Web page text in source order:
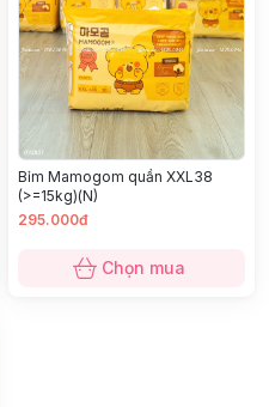
Bỉm Mamogom quần XXL38
(>=15kg)(N)
295.000đ
Chọn mua